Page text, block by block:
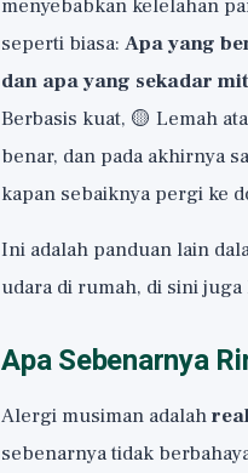
menyebabkan kelelahan
seperti biasa: Apa yang
dan apa yang sekadar
Berbasis kuat, 🟡 Lemah
benar, dan pada akhirnya
kapan sebaiknya pergi ke
Ini adalah panduan lain
udara di rumah, di sini
Apa Sebenarnya
Alergi musiman adalah
sebenarnya tidak